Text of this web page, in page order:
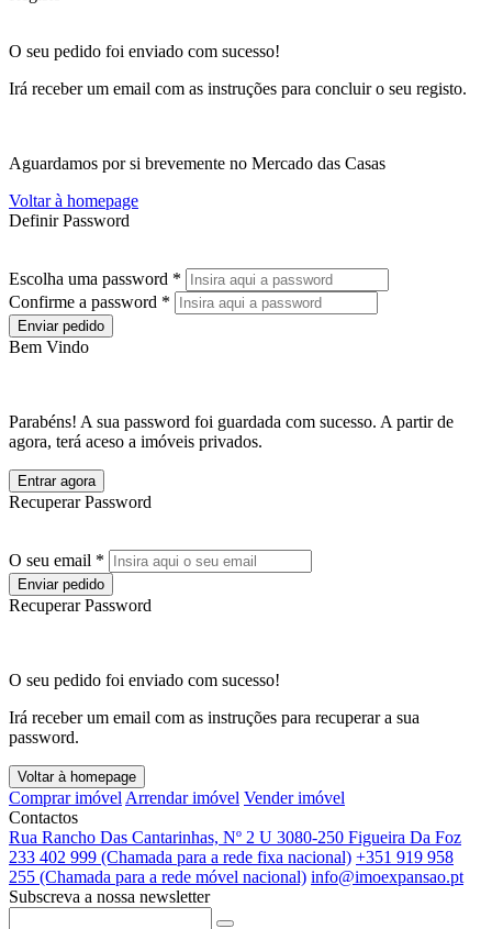
O seu pedido foi enviado com sucesso!
Irá receber um email com as instruções para concluir o seu registo.
Aguardamos por si brevemente no Mercado das Casas
Voltar à homepage
Definir Password
Escolha uma password *
Confirme a password *
Enviar pedido
Bem Vindo
Parabéns! A sua password foi guardada com sucesso. A partir de
agora, terá aceso a imóveis privados.
Entrar agora
Recuperar Password
O seu email *
Enviar pedido
Recuperar Password
O seu pedido foi enviado com sucesso!
Irá receber um email com as instruções para recuperar a sua
password.
Voltar à homepage
Comprar imóvel Arrendar imóvel Vender imóvel
Contactos
Rua Rancho Das Cantarinhas, Nº 2 U 3080-250 Figueira Da Foz
233 402 999 (Chamada para a rede fixa nacional) +351 919 958
255 (Chamada para a rede móvel nacional) info@imoexpansao.pt
Subscreva a nossa newsletter